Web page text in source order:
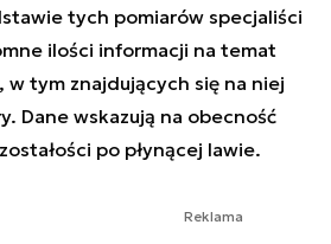
tych pomiarów specjaliści
ilości informacji na temat
tym znajdujących się na niej
Dane wskazują na obecność
po płynącej lawie.
Reklama